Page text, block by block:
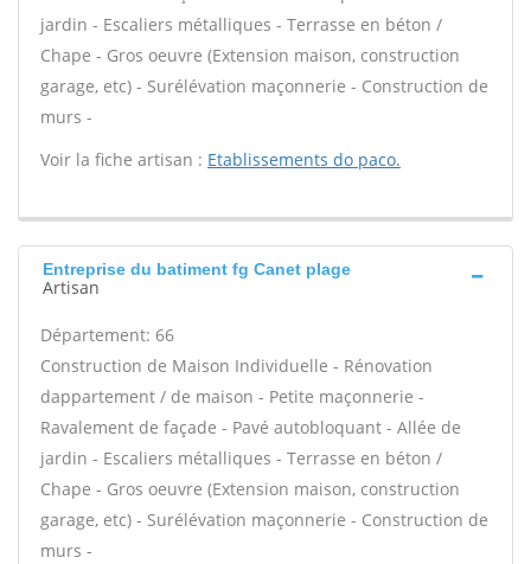
jardin - Escaliers métalliques - Terrasse en béton /
Chape - Gros oeuvre (Extension maison, construction
garage, etc) - Surélévation maçonnerie - Construction de
murs -
Voir la fiche artisan : Etablissements do paco.
Entreprise du batiment fg Canet plage
Artisan
Département: 66
Construction de Maison Individuelle - Rénovation
dappartement / de maison - Petite maçonnerie -
Ravalement de façade - Pavé autobloquant - Allée de
jardin - Escaliers métalliques - Terrasse en béton /
Chape - Gros oeuvre (Extension maison, construction
garage, etc) - Surélévation maçonnerie - Construction de
murs -